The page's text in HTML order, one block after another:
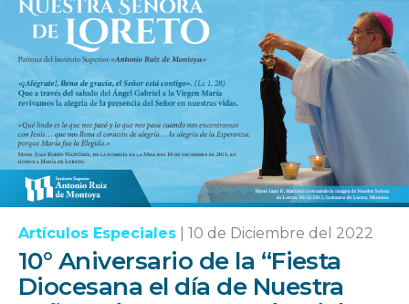
Artículos Especiales 10 de Diciembre del 2022
10° Aniversario de la “Fiesta
Diocesana el día de Nuestra